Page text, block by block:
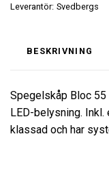
Leverantör: Svedbergs
BESKRIVNING
Spegelskåp Bloc
LED-belysning. Inkl.
klassad och har